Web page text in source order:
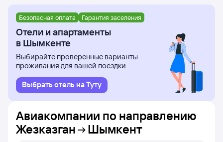
Безопасная оплата Гарантия заселения
Отели и апартаменты
в Шымкенте
Выбирайте проверенные варианты
проживания для вашей поездки
Выбрать отель на Туту
Авиакомпании по направлению
Жезказган
Шымкент